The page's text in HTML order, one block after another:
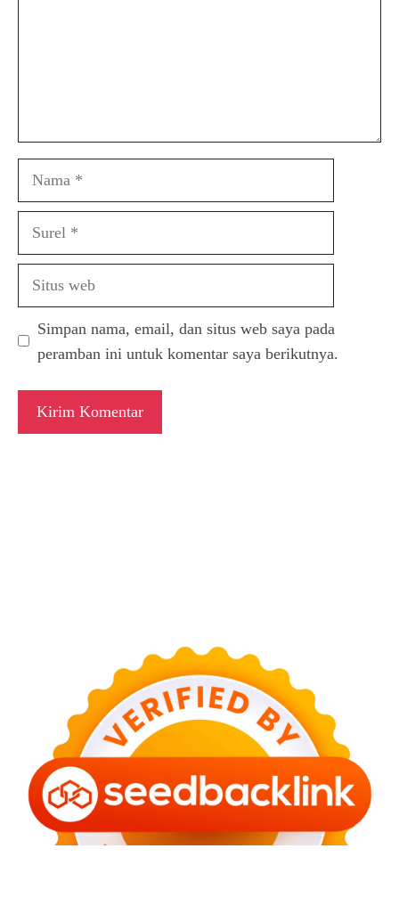
Simpan nama, email, dan situs web saya pada
peramban ini untuk komentar saya berikutnya.